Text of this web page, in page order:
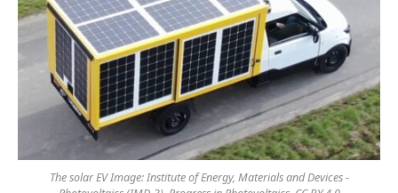
The solar EV Image: Institute of Energy, Materials and Devices -